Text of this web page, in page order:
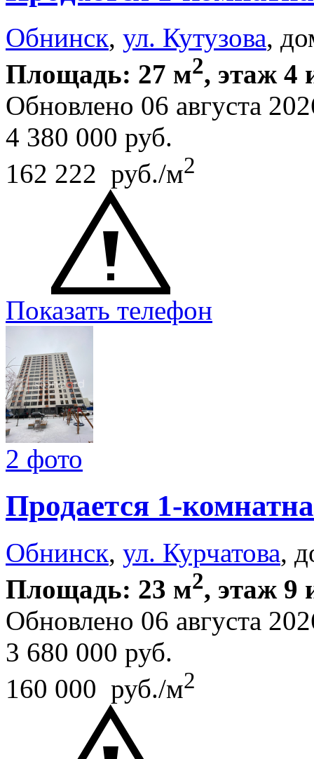
Обнинск, ул. Кутузова,
Площадь: 27 м2, этаж 4
Обновлено 06 августа
4 380 000 руб.
162 222 руб./м2
Показать телефон
2 фото
Продается 1-
Обнинск, ул. Курчатова,
Площадь: 23 м2, этаж 9
Обновлено 06 августа
3 680 000 руб.
160 000 руб./м2